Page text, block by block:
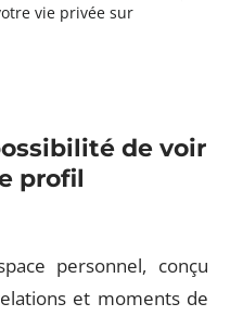
vie privée sur
de voir
profil
personnel, conçu
et moments de